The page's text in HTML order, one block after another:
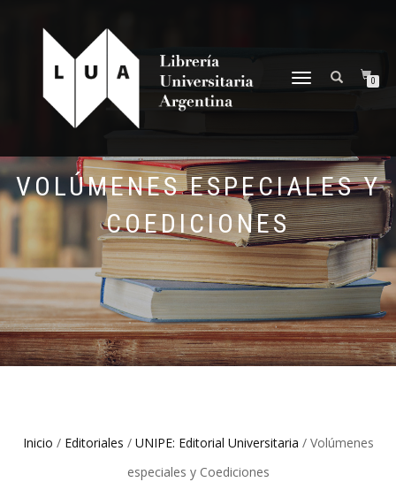
NAVEGACIÓN
0
VOLÚMENES ESPECIALES Y
COEDICIONES
Inicio / Editoriales / UNIPE: Editorial Universitaria / Volúmenes
especiales y Coediciones